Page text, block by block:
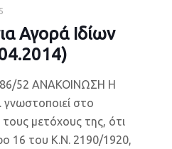
Αγορά Ιδίων
52 ΑΝΑΚΟΙΝΩΣΗ Η
γνωστοποιεί στο
τους μετόχους της, ότι
16 του Κ.Ν. 2190/1920,